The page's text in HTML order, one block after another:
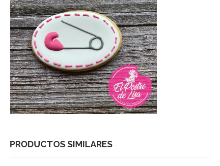
PRODUCTOS SIMILARES